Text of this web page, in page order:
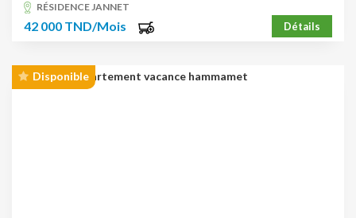
RÉSIDENCE JANNET
42 000 TND/Mois Détails
Disponible